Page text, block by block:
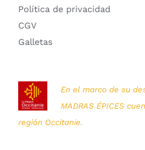
Política de privacidad
CGV
Galletas
En el marco de su
MADRAS ÉPICES
región Occitanie.